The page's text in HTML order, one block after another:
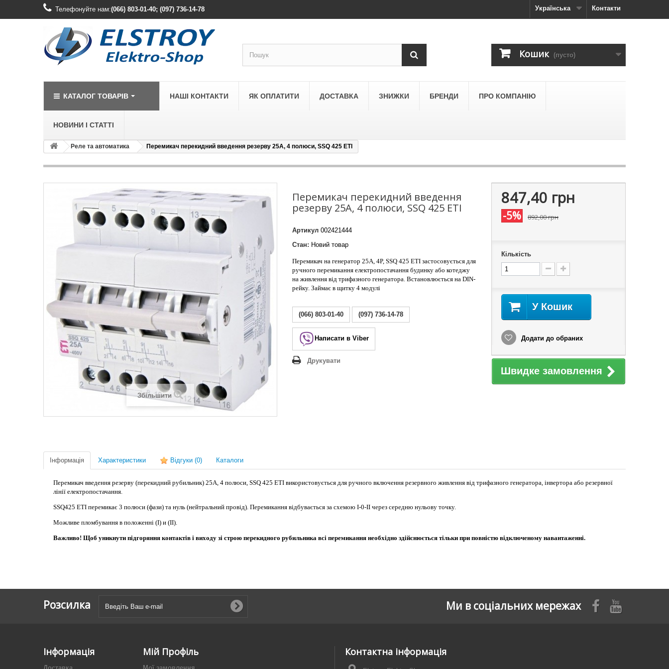
Контакти
Телефонуйте нам:(066) 803-01-40; (097) 736-14-78 Українська
Кошик (пусто)
КАТАЛОГ ТОВАРІВ
LEGRAND
Legrand Etika
Legrand Forix
Legrand SUNO
Legrand Valena Allure
Legrand Valena Classic
Legrand Valena Life
LEGRAND
LEZARD
Lezard Deriy
НАШІ КОНТАКТИ ЯК ОПЛАТИТИ ДОСТАВКА ЗНИЖКИ БРЕНДИ ПРО КОМПАНІЮ
НОВИНИ І СТАТТІ
Реле та автоматика Перемикач перекидний введення резерву 25А, 4 полюси, SSQ 425 ETI
Збільшити
Перемикач перекидний введення
резерву 25А, 4 полюси, SSQ 425 ETI
Артикул 002421444
Стан: Новий товар
Перемикач на генератор 25А, 4P, SSQ 425 ETI застосовується для
ручного перемикання електропостачання будинку або котеджу
на живлення від трифазного генератора. Встановлюється на DIN-
рейку. Займає в щитку 4 модулі
(066) 803-01-40 (097) 736-14-78
Написати в Viber
Друкувати
847,40 грн
-5% 892,00 грн
Кількість
У Кошик
Додати до обраних
Швидке замовлення
Інформація Характеристики Відгуки (0) Каталоги
Перемикач введення резерву (перекидний рубильник) 25А, 4 полюси, SSQ 425 ETI використовується для ручного включення резервного живлення від трифазного генератора, інвертора або резервної
лінії електропостачання.
SSQ425 ETI перемикає 3 полюси (фази) та нуль (нейтральний провід). Перемикання відбувається за схемою I-0-II через середню нульову точку.
Можливе пломбування в положенні (I) и (II).
Важливо! Щоб уникнути підгоряння контактів і виходу зі строю перекидного рубильника всі перемикання необхідно здійснюється тільки при повністю відключеному навантаженні.
Розсилка Ми в соціальних мережах
Інформація Мій Профіль Контактна інформація